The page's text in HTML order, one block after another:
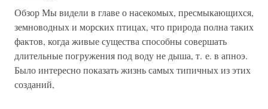
Обзор Мы видели в главе о насекомых, пресмыкающихся,
земноводных и морских птицах, что природа полна таких
фактов, когда живые существа способны совершать
длительные погружения под воду не дыша, т. е. в апноэ.
Было интересно показать жизнь самых типичных из этих
созданий,